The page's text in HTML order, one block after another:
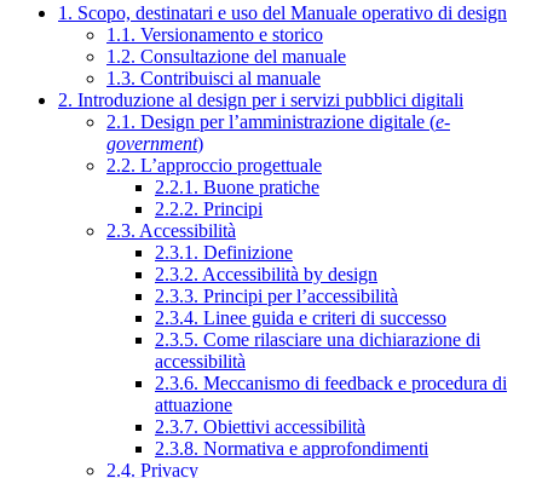
1. Scopo, destinatari e uso del Manuale operativo di design
1.1. Versionamento e storico
1.2. Consultazione del manuale
1.3. Contribuisci al manuale
2. Introduzione al design per i servizi pubblici digitali
2.1. Design per l’amministrazione digitale (e-
government)
2.2. L’approccio progettuale
2.2.1. Buone pratiche
2.2.2. Principi
2.3. Accessibilità
2.3.1. Definizione
2.3.2. Accessibilità by design
2.3.3. Principi per l’accessibilità
2.3.4. Linee guida e criteri di successo
2.3.5. Come rilasciare una dichiarazione di
accessibilità
2.3.6. Meccanismo di feedback e procedura di
attuazione
2.3.7. Obiettivi accessibilità
2.3.8. Normativa e approfondimenti
2.4. Privacy